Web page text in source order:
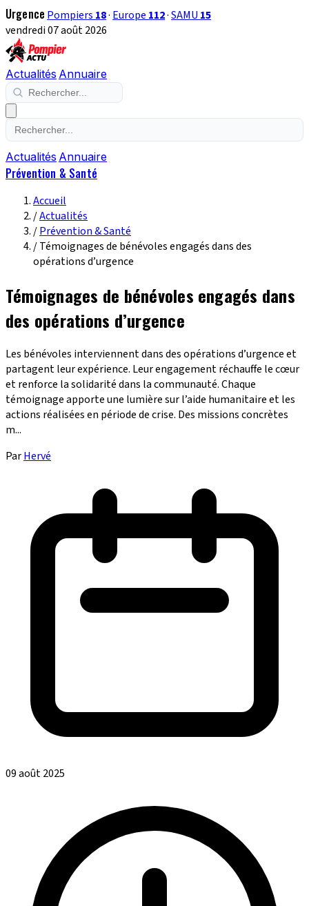
Urgence Pompiers 18· Europe 112·SAMU 15
vendredi 07 août 2026
Actualités Annuaire
Actualités Annuaire
Prévention & Santé
Accueil
/Actualités
/Prévention & Santé
/Témoignages de bénévoles engagés dans des
opérations d’urgence
Témoignages de bénévoles engagés dans
des opérations d’urgence
Les bénévoles interviennent dans des opérations d’urgence et
partagent leur expérience. Leur engagement réchauffe le cœur
et renforce la solidarité dans la communauté. Chaque
témoignage apporte une lumière sur l’aide humanitaire et les
actions réalisées en période de crise. Des missions concrètes
m...
ParHervé
09 août 2025